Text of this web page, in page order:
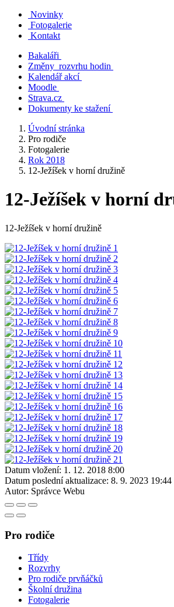
Novinky
Fotogalerie
Kontakt
Bakaláři
Změny rozvrhu hodin
Kalendář akcí
Moodle
Strava.cz
Dokumenty ke stažení
Úvodní stránka
Pro rodiče
Fotogalerie
Rok 2018
12-Ježíšek v horní družině
12-Ježíšek v horní
12-Ježíšek v horní družině
Datum vložení: 1. 12. 2018 8:00
Datum poslední aktualizace: 8. 9. 2023 19:44
Autor: Správce Webu
Pro rodiče
Třídy
Rozvrhy
Pro rodiče prvňáčků
Školní družina
Fotogalerie